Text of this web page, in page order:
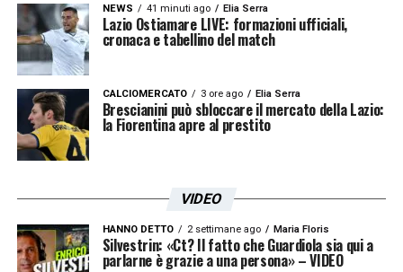
NEWS 41 minuti ago Elia Serra
Lazio Ostiamare LIVE: formazioni ufficiali,
cronaca e tabellino del match
CALCIOMERCATO 3 ore ago Elia Serra
Brescianini può sbloccare il mercato della Lazio:
la Fiorentina apre al prestito
VIDEO
HANNO DETTO 2 settimane ago Maria Floris
Silvestrin: «Ct? Il fatto che Guardiola sia qui a
parlarne è grazie a una persona» – VIDEO